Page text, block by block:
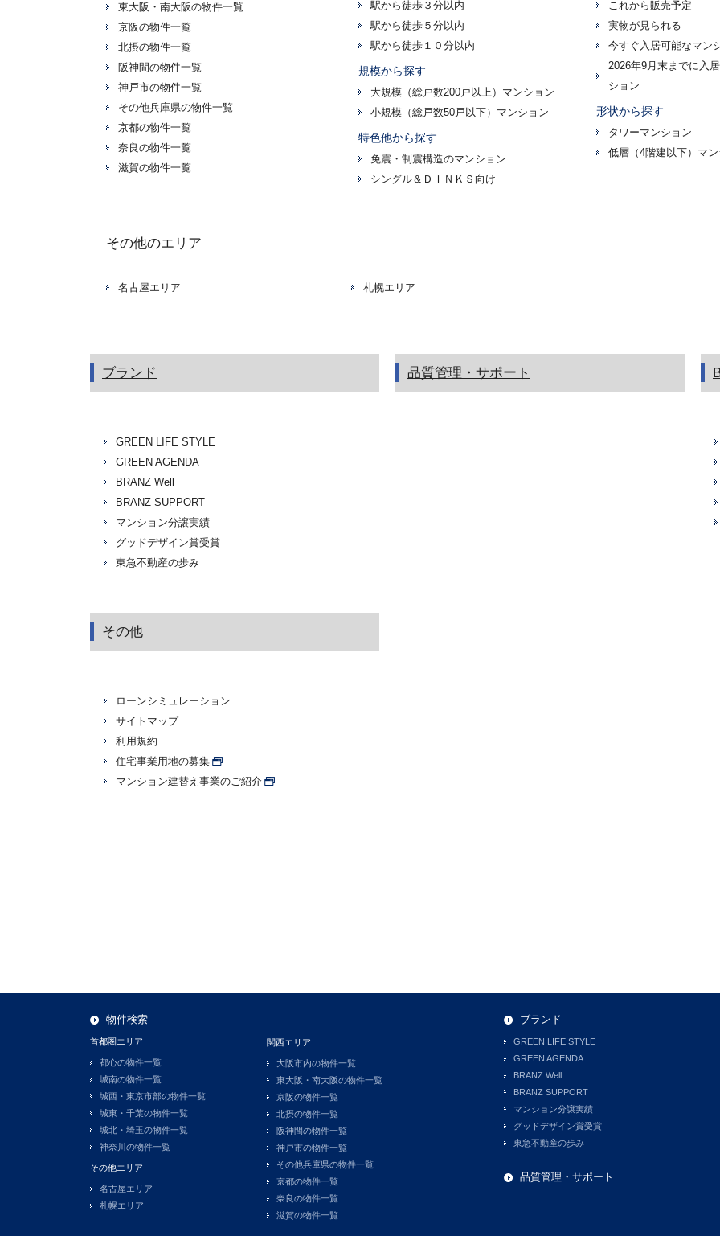
東大阪・南大阪の物件一覧
京阪の物件一覧
北摂の物件一覧
阪神間の物件一覧
神戸市の物件一覧
その他兵庫県の物件一覧
京都の物件一覧
奈良の物件一覧
滋賀の物件一覧
駅から徒歩３分以内
駅から徒歩５分以内
駅から徒歩１０分以内
これから販売予定
実物が見られる
今すぐ入居可能なマン
2026年9月末までに入
ション
規模から探す
大規模（総戸数200戸以上）マンション
小規模（総戸数50戸以下）マンション
形状から探す
タワーマンション
低層（4階建以下）マ
特色他から探す
免震・制震構造のマンション
シングル＆ＤＩＮＫＳ向け
その他のエリア
名古屋エリア 札幌エリア
ブランド
GREEN LIFE STYLE
GREEN AGENDA
BRANZ Well
BRANZ SUPPORT
マンション分譲実績
グッドデザイン賞受賞
東急不動産の歩み
品質管理・サポート
その他
ローンシミュレーション
サイトマップ
利用規約
住宅事業用地の募集
マンション建替え事業のご紹介
物件検索
首都圏エリア
都心の物件一覧
城南の物件一覧
城西・東京市部の物件一覧
城東・千葉の物件一覧
城北・埼玉の物件一覧
神奈川の物件一覧
その他エリア
名古屋エリア
札幌エリア
関西エリア
大阪市内の物件一覧
東大阪・南大阪の物件一覧
京阪の物件一覧
北摂の物件一覧
阪神間の物件一覧
神戸市の物件一覧
その他兵庫県の物件一覧
京都の物件一覧
奈良の物件一覧
滋賀の物件一覧
ブランド
GREEN LIFE STYLE
GREEN AGENDA
BRANZ Well
BRANZ SUPPORT
マンション分譲実績
グッドデザイン賞受賞
東急不動産の歩み
品質管理・サポート